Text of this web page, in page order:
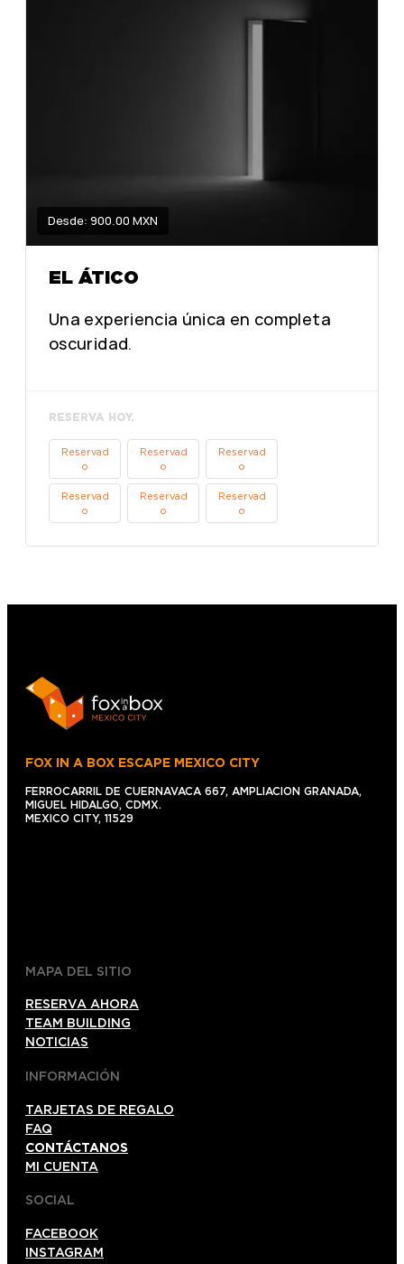
Desde: 900.00 MXN
EL ÁTICO
Una experiencia única en completa
oscuridad.
RESERVA HOY.
Reservad
o
Reservad
o
Reservad
o
Reservad
o
Reservad
o
Reservad
o
FOX IN A BOX ESCAPE MEXICO CITY
FERROCARRIL DE CUERNAVACA 667, AMPLIACION GRANADA,
MIGUEL HIDALGO, CDMX.
MEXICO CITY, 11529
MAPA DEL SITIO
RESERVA AHORA
TEAM BUILDING
NOTICIAS
INFORMACIÓN
TARJETAS DE REGALO
FAQ
CONTÁCTANOS
MI CUENTA
SOCIAL
FACEBOOK
INSTAGRAM